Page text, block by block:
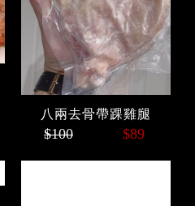
八兩去骨帶踝雞腿
$100 $89